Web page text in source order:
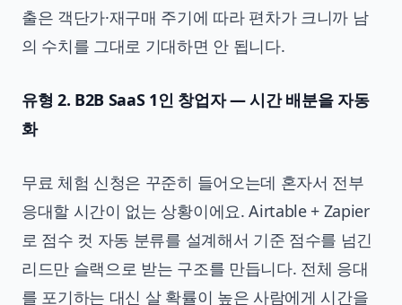
출은 객단가·재구매 주기에 따라 편차가 크니까 남
의 수치를 그대로 기대하면 안 됩니다.
유형 2. B2B SaaS 1인 창업자 — 시간 배분을 자동
화
무료 체험 신청은 꾸준히 들어오는데 혼자서 전부
응대할 시간이 없는 상황이에요. Airtable + Zapier
로 점수 컷 자동 분류를 설계해서 기준 점수를 넘긴
리드만 슬랙으로 받는 구조를 만듭니다. 전체 응대
를 포기하는 대신 살 확률이 높은 사람에게 시간을